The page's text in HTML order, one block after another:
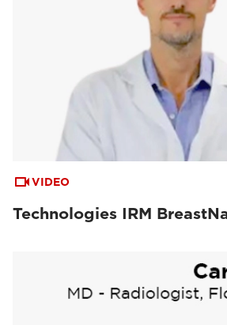
VIDEO
Technologies IRM